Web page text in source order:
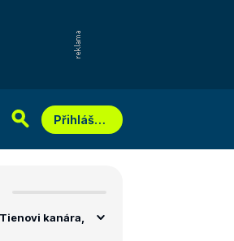
Přihlášení
kanára,